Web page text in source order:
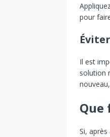
pour
Il est
solution
Que
Si,